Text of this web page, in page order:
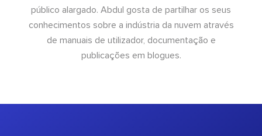
público alargado. Abdul gosta de partilhar os seus
conhecimentos sobre a indústria da nuvem através
de manuais de utilizador, documentação e
publicações em blogues.